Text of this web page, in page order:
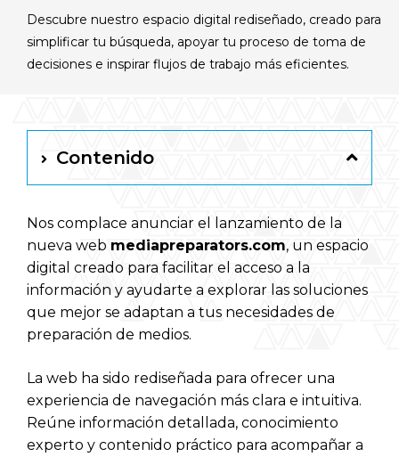
RAYPA Portal
Descubre nuestro espacio digital rediseñado, creado para
simplificar tu búsqueda, apoyar tu proceso de toma de
decisiones e inspirar flujos de trabajo más eficientes.
Contenido
Nos complace anunciar el lanzamiento de la
nueva web mediapreparators.com, un espacio
digital creado para facilitar el acceso a la
información y ayudarte a explorar las soluciones
que mejor se adaptan a tus necesidades de
preparación de medios.
La web ha sido rediseñada para ofrecer una
experiencia de navegación más clara e intuitiva.
Reúne información detallada, conocimiento
experto y contenido práctico para acompañar a